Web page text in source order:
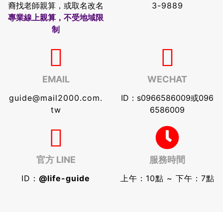
裔找老師親算，或取名改名
專業線上親算，不受地域限
制
3-9889
EMAIL
guide@mail2000.com.
tw
WECHAT
ID：s0966586009或096
6586009
官方 LINE
ID： @life-guide
服務時間
上午：10點 ~ 下午：7點